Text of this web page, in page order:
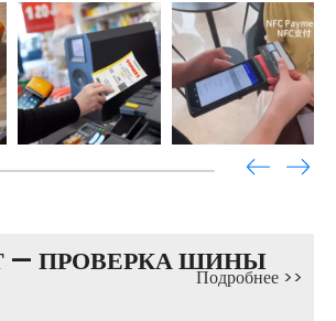
— ПРОВЕРКА ШИНЫ
Подробнее >>